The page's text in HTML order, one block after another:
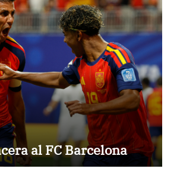
al FC Barcelona